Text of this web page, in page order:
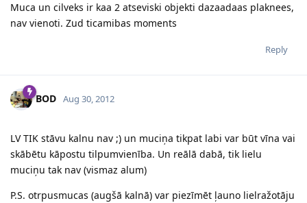
Muca un cilveks ir kaa 2 atseviski objekti dazaadaas plaknees,
nav vienoti. Zud ticamibas moments
Reply
BOD Aug 30, 2012
LV TIK stāvu kalnu nav ;) un muciņa tikpat labi var būt vīna vai
skābētu kāpostu tilpumvienība. Un reālā dabā, tik lielu
muciņu tak nav (vismaz alum)
P.S. otrpusmucas (augšā kalnā) var piezīmēt ļauno lielražotāju